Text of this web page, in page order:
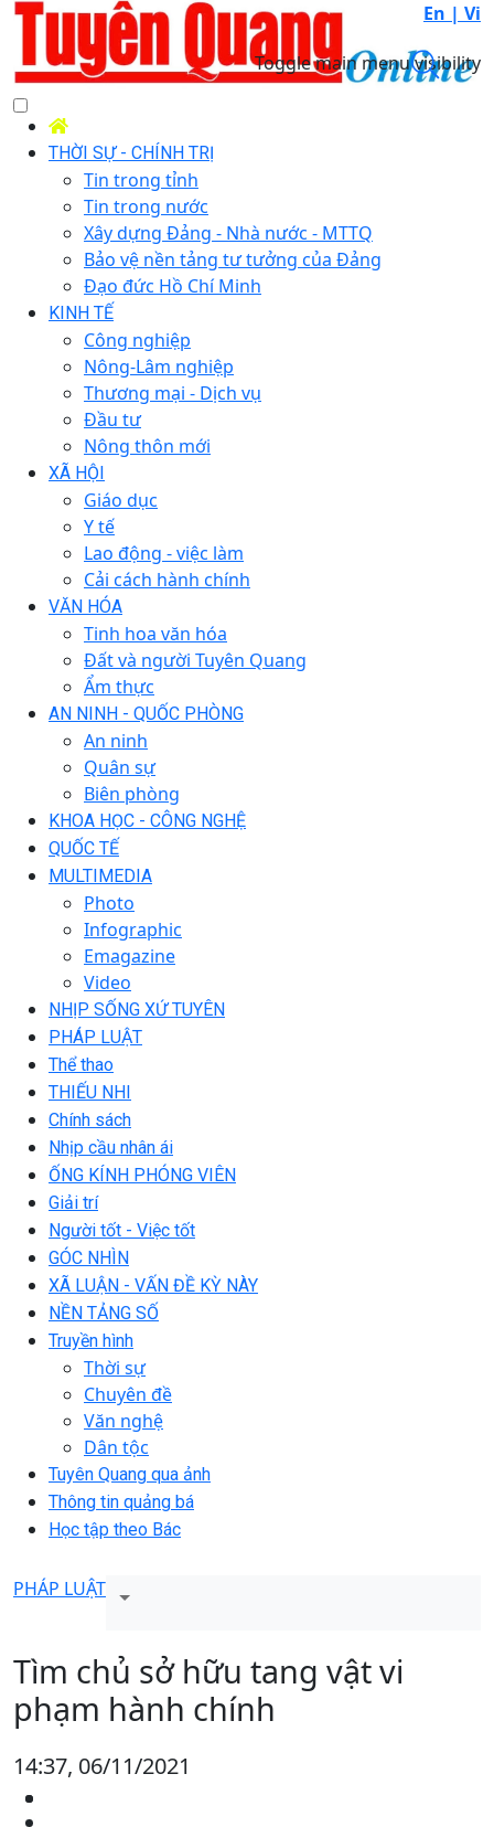
En | Vi
Toggle main menu visibility
THỜI SỰ - CHÍNH TRỊ
Tin trong tỉnh
Tin trong nước
Xây dựng Đảng - Nhà nước - MTTQ
Bảo vệ nền tảng tư tưởng của Đảng
Đạo đức Hồ Chí Minh
KINH TẾ
Công nghiệp
Nông-Lâm nghiệp
Thương mại - Dịch vụ
Đầu tư
Nông thôn mới
XÃ HỘI
Giáo dục
Y tế
Lao động - việc làm
Cải cách hành chính
VĂN HÓA
Tinh hoa văn hóa
Đất và người Tuyên Quang
Ẩm thực
AN NINH - QUỐC PHÒNG
An ninh
Quân sự
Biên phòng
KHOA HỌC - CÔNG NGHỆ
QUỐC TẾ
MULTIMEDIA
Photo
Infographic
Emagazine
Video
NHỊP SỐNG XỨ TUYÊN
PHÁP LUẬT
Thể thao
THIẾU NHI
Chính sách
Nhịp cầu nhân ái
ỐNG KÍNH PHÓNG VIÊN
Giải trí
Người tốt - Việc tốt
GÓC NHÌN
XÃ LUẬN - VẤN ĐỀ KỲ NÀY
NỀN TẢNG SỐ
Truyền hình
Thời sự
Chuyên đề
Văn nghệ
Dân tộc
Tuyên Quang qua ảnh
Thông tin quảng bá
Học tập theo Bác
PHÁP LUẬT
Tìm chủ sở hữu tang vật vi
phạm hành chính
14:37, 06/11/2021